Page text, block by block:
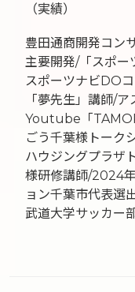
（実績）
豊田通商開発コン
主要開発/「スポー
スポーツナビDO
「夢先生」講師/
Youtube「
ごう千葉様トーク
ハウジングプラザ
様研修講師/2024
ョン千葉市代表選
武道大学サッカー